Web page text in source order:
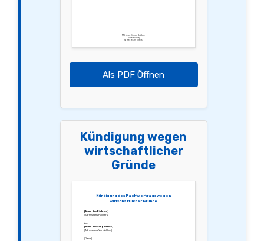
Mit freundlichen Grüßen,
[Unterschrift]
[Name des Pächters]
Als PDF Öffnen
Kündigung wegen
wirtschaftlicher
Gründe
Kündigung des Pachtvertrags wegen
wirtschaftlicher Gründe
[Name des Pächters]
[Adresse des Pächters]
An:
[Name des Verpächters]
[Adresse des Verpächters]
[Datum]